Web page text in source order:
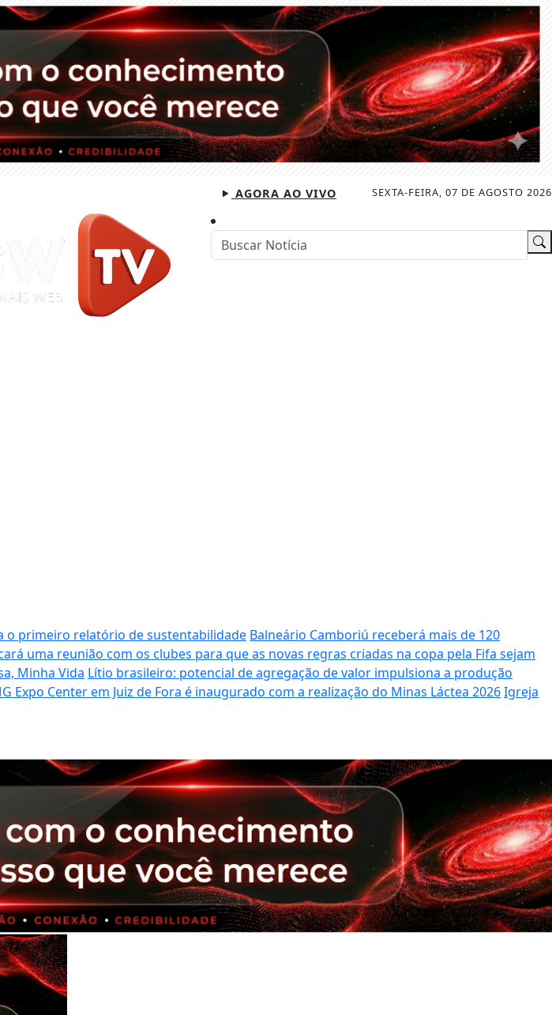
SEXTA-FEIRA, 07 DE AGOSTO 2026
AGORA AO VIVO
o primeiro relatório de sustentabilidade Balneário Camboriú receberá mais de 120
uma reunião com os clubes para que as novas regras criadas na copa pela Fifa sejam
Minha Vida Lítio brasileiro: potencial de agregação de valor impulsiona a produção
Expo Center em Juiz de Fora é inaugurado com a realização do Minas Láctea 2026Igreja